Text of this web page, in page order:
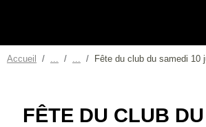
Accueil Fête du club du samedi 10
FÊTE DU CLUB